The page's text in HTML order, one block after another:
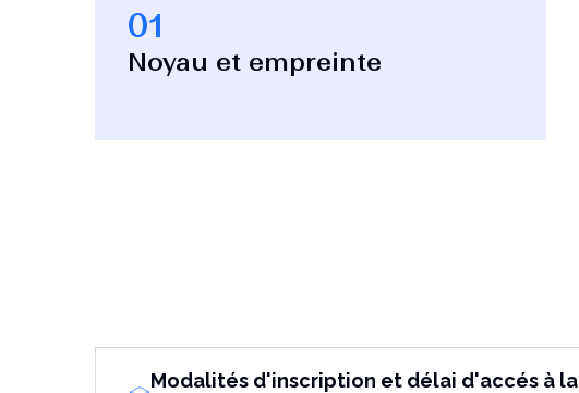
01
Noyau et empreinte
Modalités d'inscription et délai d'accés à la